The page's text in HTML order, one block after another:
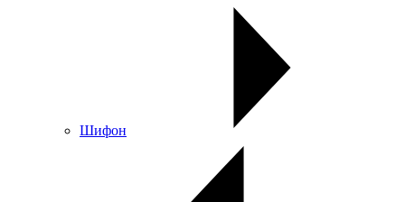
Шифон